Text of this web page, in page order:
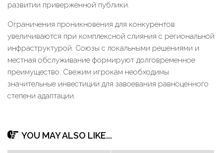
развитии приверженной публики.
Ограничения проникновения для конкурентов
увеличиваются при комплексной слияния с региональной
инфраструктурой. Союзы с локальными решениями и
местная обслуживание формируют долговременное
преимущество. Свежим игрокам необходимы
значительные инвестиции для завоевания равноценного
степени адаптации.
YOU MAY ALSO LIKE...